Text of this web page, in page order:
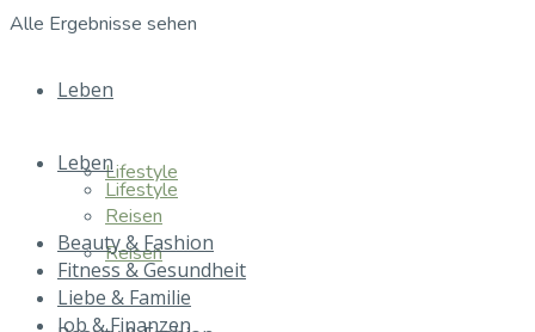
Alle Ergebnisse sehen
Leben
Lifestyle
Reisen
Leben
Lifestyle
Reisen
Beauty & Fashion
Fitness & Gesundheit
Liebe & Familie
Job & Finanzen